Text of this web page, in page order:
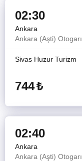
02:30
Ankara
Ankara (Aşti) Otogarı
Sivas Huzur Turizm
744₺
02:40
Ankara
Ankara (Aşti) Otogarı